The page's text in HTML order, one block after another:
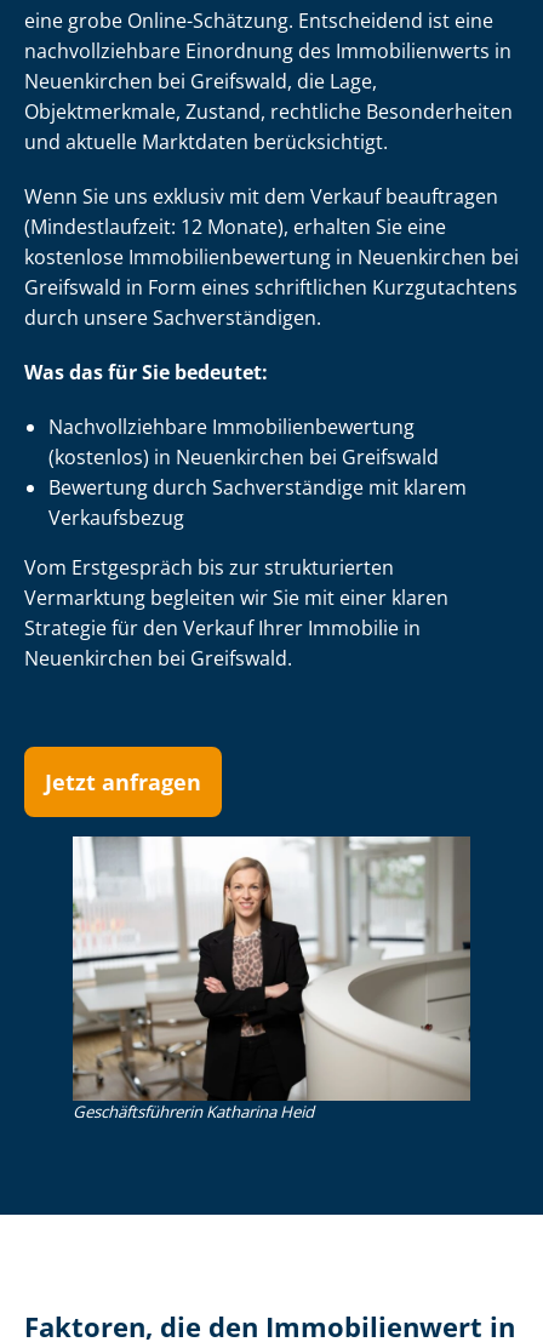
eine grobe Online-Schätzung. Entscheidend ist eine
nach­voll­zieh­ba­re Einordnung des Immobilienwerts in
Neuenkirchen bei Greifswald, die Lage,
Objektmerkmale, Zustand, rechtliche Besonderheiten
und aktuelle Marktdaten berücksichtigt.
Wenn Sie uns exklusiv mit dem Verkauf beauftragen
(Mindestlaufzeit: 12 Monate), erhalten Sie eine
kostenlose Im­mo­bi­li­en­be­wer­tung in Neuenkirchen bei
Greifswald in Form eines schriftlichen Kurzgutachtens
durch unsere Sach­ver­stän­di­gen.
Was das für Sie bedeutet:
Nach­voll­zieh­ba­re Im­mo­bi­li­en­be­wer­tung
(kostenlos) in Neuenkirchen bei Greifswald
Bewertung durch Sachverständige mit klarem
Verkaufsbezug
Vom Erstgespräch bis zur strukturierten
Vermarktung begleiten wir Sie mit einer klaren
Strategie für den Verkauf Ihrer Immobilie in
Neuenkirchen bei Greifswald.
Jetzt anfragen
Ge­schäfts­füh­re­rin Katharina Heid
Faktoren, die den Immobilienwert in